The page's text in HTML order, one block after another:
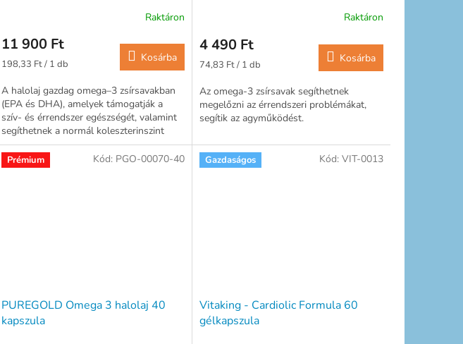
Raktáron
11 900 Ft
Egységár:
198,33 Ft / 1 db Kosárba
A halolaj gazdag omega–3 zsírsavakban
(EPA és DHA), amelyek támogatják a
szív- és érrendszer egészségét, valamint
segíthetnek a normál koleszterinszint
fenntartásában. Emellett...
Raktáron
4 490 Ft
Egységár:
74,83 Ft / 1 db Kosárba
Az omega-3 zsírsavak segíthetnek
megelőzni az érrendszeri problémákat,
segítik az agyműködést.
Prémium
PUREGOLD Omega 3 halolaj 40
kapszula
Kód: PGO-00070-40 Gazdaságos
Vitaking - Cardiolic Formula 60
gélkapszula
Kód: VIT-0013